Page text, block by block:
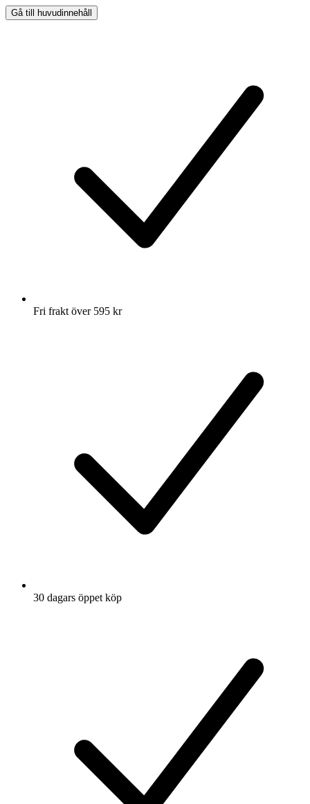
Gå till huvudinnehåll
Fri frakt över 595 kr
30 dagars öppet köp